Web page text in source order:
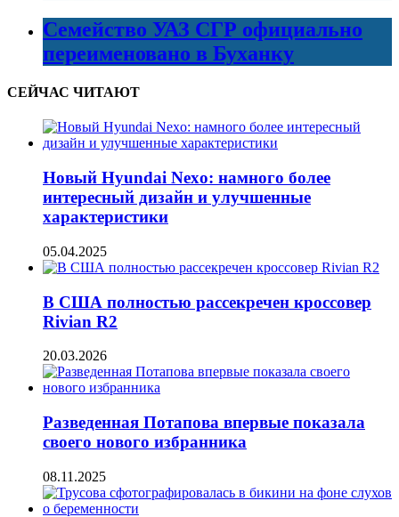
Семейство УАЗ СГР официально
переименовано в Буханку
СЕЙЧАС ЧИТАЮТ
Новый Hyundai Nexo: намного более
интересный дизайн и улучшенные
характеристики
05.04.2025
В США полностью рассекречен кроссовер
Rivian R2
20.03.2026
Разведенная Потапова впервые показала
своего нового избранника
08.11.2025